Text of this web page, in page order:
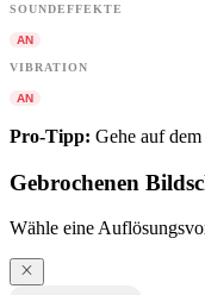
SOUNDEFFEKTE
AN
VIBRATION
AN
Pro-Tipp: Gehe auf
Gebrochenen
Wähle eine